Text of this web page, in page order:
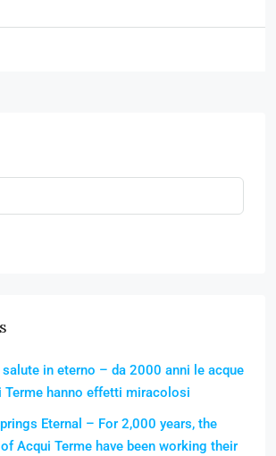
in eterno – da 2000 anni le acque
Terme hanno effetti miracolosi
Eternal – For 2,000 years, the
Acqui Terme have been working their